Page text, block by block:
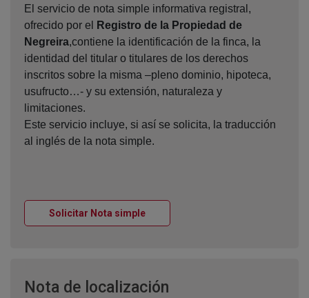
El servicio de nota simple informativa registral,
ofrecido por el
Registro de la Propiedad de
Negreira,contiene la identificación de la finca, la
identidad del titular o titulares de los derechos
inscritos sobre la misma –pleno dominio, hipoteca,
usufructo…- y su extensión, naturaleza y
limitaciones.
Este servicio incluye, si así se solicita, la traducción
al inglés de la nota simple.
Solicitar Nota simpleVentana nueva
Nota de localización